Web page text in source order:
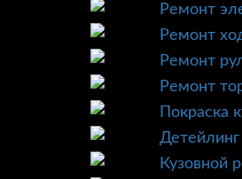
Ремонт
Ремонт
Ремонт
Ремонт
Покраска
Детейлинг
Кузовной